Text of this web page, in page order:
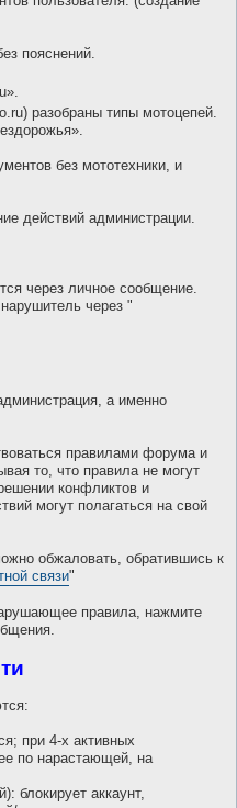
пояснений.
разобраны типы мотоцепей.
без мототехники, и
действий администрации.
через личное сообщение.
через "
а именно
правилами форума и
то, что правила не могут
конфликтов и
могут полагаться на свой
обжаловать, обратившись к
связи"
правила, нажмите
при 4-х активных
по нарастающей, на
блокирует аккаунт,